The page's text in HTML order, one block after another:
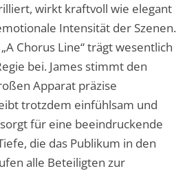
wirkt kraftvoll wie elegant
Intensität der Szenen.
Chorus Line“ trägt wesentlich
bei. James stimmt den
Apparat präzise
trotzdem einfühlsam und
für eine beeindruckende
die das Publikum in den
alle Beteiligten zur